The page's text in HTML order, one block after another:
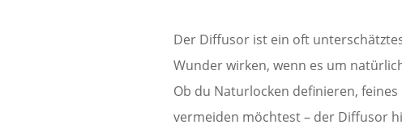
Der Diffusor ist ein oft
Wunder wirken, wenn es um
Ob du Naturlocken definieren,
vermeiden möchtest – der Diffusor